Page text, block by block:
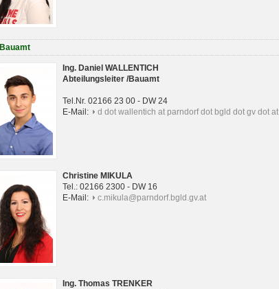
Bauamt
Ing. Daniel WALLENTICH
Abteilungsleiter /Bauamt
Tel.Nr. 02166 23 00 - DW 24
E-Mail:
d dot wallentich at parndorf dot bgld dot gv dot at
Christine MIKULA
Tel.: 02166 2300 - DW 16
E-Mail:
c.mikula@parndorf.bgld.gv.at
Ing. Thomas TRENKER